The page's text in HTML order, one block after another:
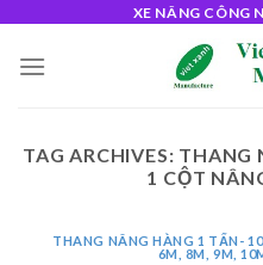
content
XE NÂNG CÔNG
TAG ARCHIVES: THANG
1 CỘT
THANG NÂNG HÀNG 1 TẤN-
6M, 8M, 9M,